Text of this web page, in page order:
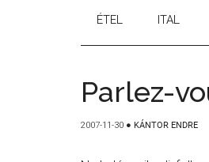
ÉTEL ITAL
Parlez-
2007-11-30 ● KÁNTOR ENDRE